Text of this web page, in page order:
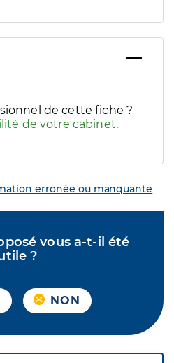
handicaps/besoins
de cette fiche ?
de votre cabinet.
erronée ou manquante
vous a-t-il été
?
NON